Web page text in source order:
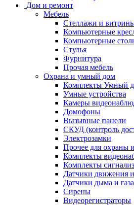
Дом и ремонт
Мебель
Стеллажи и
Компьютерные
Компьютерные
Стулья
Фурнитура
Прочая мебель
Охрана и умный дом
Комплекты Умный
Умные устройства
Камеры
Домофоны
Вызывные панели
СКУД (контроль
Электрозамки
Прочее для охраны
Комплекты
Комплекты
Датчики движения
Датчики дыма и газа
Сирены
Видеорегистраторы